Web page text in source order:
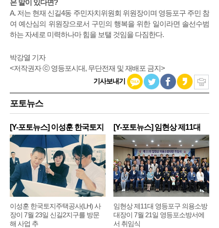
은 말이 있다면?
A. 저는 현재 신길4동 주민자치위원회 위원장이며 영등포구 주민 참
여 예산심의 위원장으로서 구민의 행복을 위한 일이라면 솔선수범
하는 자세로 미력하나마 힘을 보탤 것임을 다짐한다.
박강열 기자
<저작권자 ⓒ 영등포시대, 무단전재 및 재배포 금지>
기사보내기
포토뉴스
[Y-포토뉴스] 이성훈 한국토지
주
이성훈 한국토지주택공사(LH) 사
장이 7월 23일 신길2지구를 방문
해 사업 추
[Y-포토뉴스] 임현상 제11대
영
임현상 제11대 영등포구 의용소방
대장이 7월 21일 영등포소방서에
서 취임식